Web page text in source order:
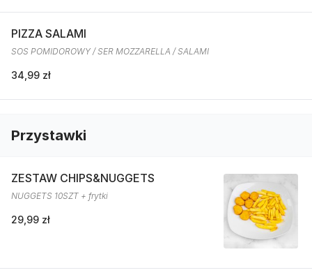
PIZZA SALAMI
SOS POMIDOROWY / SER MOZZARELLA / SALAMI
34,99 zł
Przystawki
ZESTAW CHIPS&NUGGETS
NUGGETS 10SZT + frytki
29,99 zł